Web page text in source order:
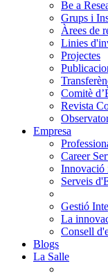
Be a
Grups i
Àrees de
Linies
Projectes
Comitè
Revista
Empresa
Career
Innovació
Serveis
Gestió
La
Consell
Blogs
La Salle